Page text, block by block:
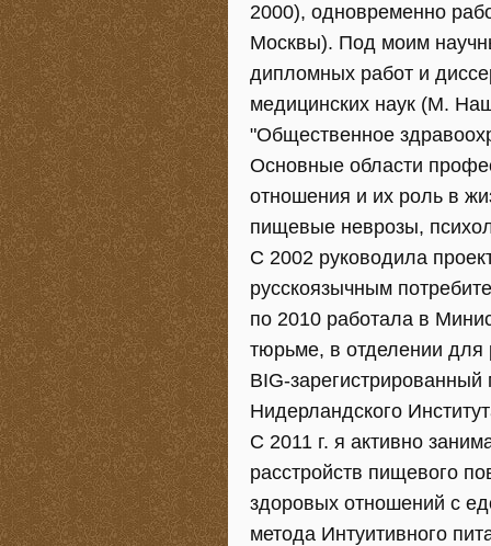
2000), одновременно
Москвы). Под моим
дипломных работ и
медицинских наук (М.
"Общественное
Основные области
отношения и их роль в
пищевые неврозы,
С 2002 руководила
русскоязычным
по 2010 работала в
тюрьме, в отделении для
BIG-
Нидерландского
C 2011 г. я активно
расстройств пищевого
здоровых отношений с
метода Интуитивного